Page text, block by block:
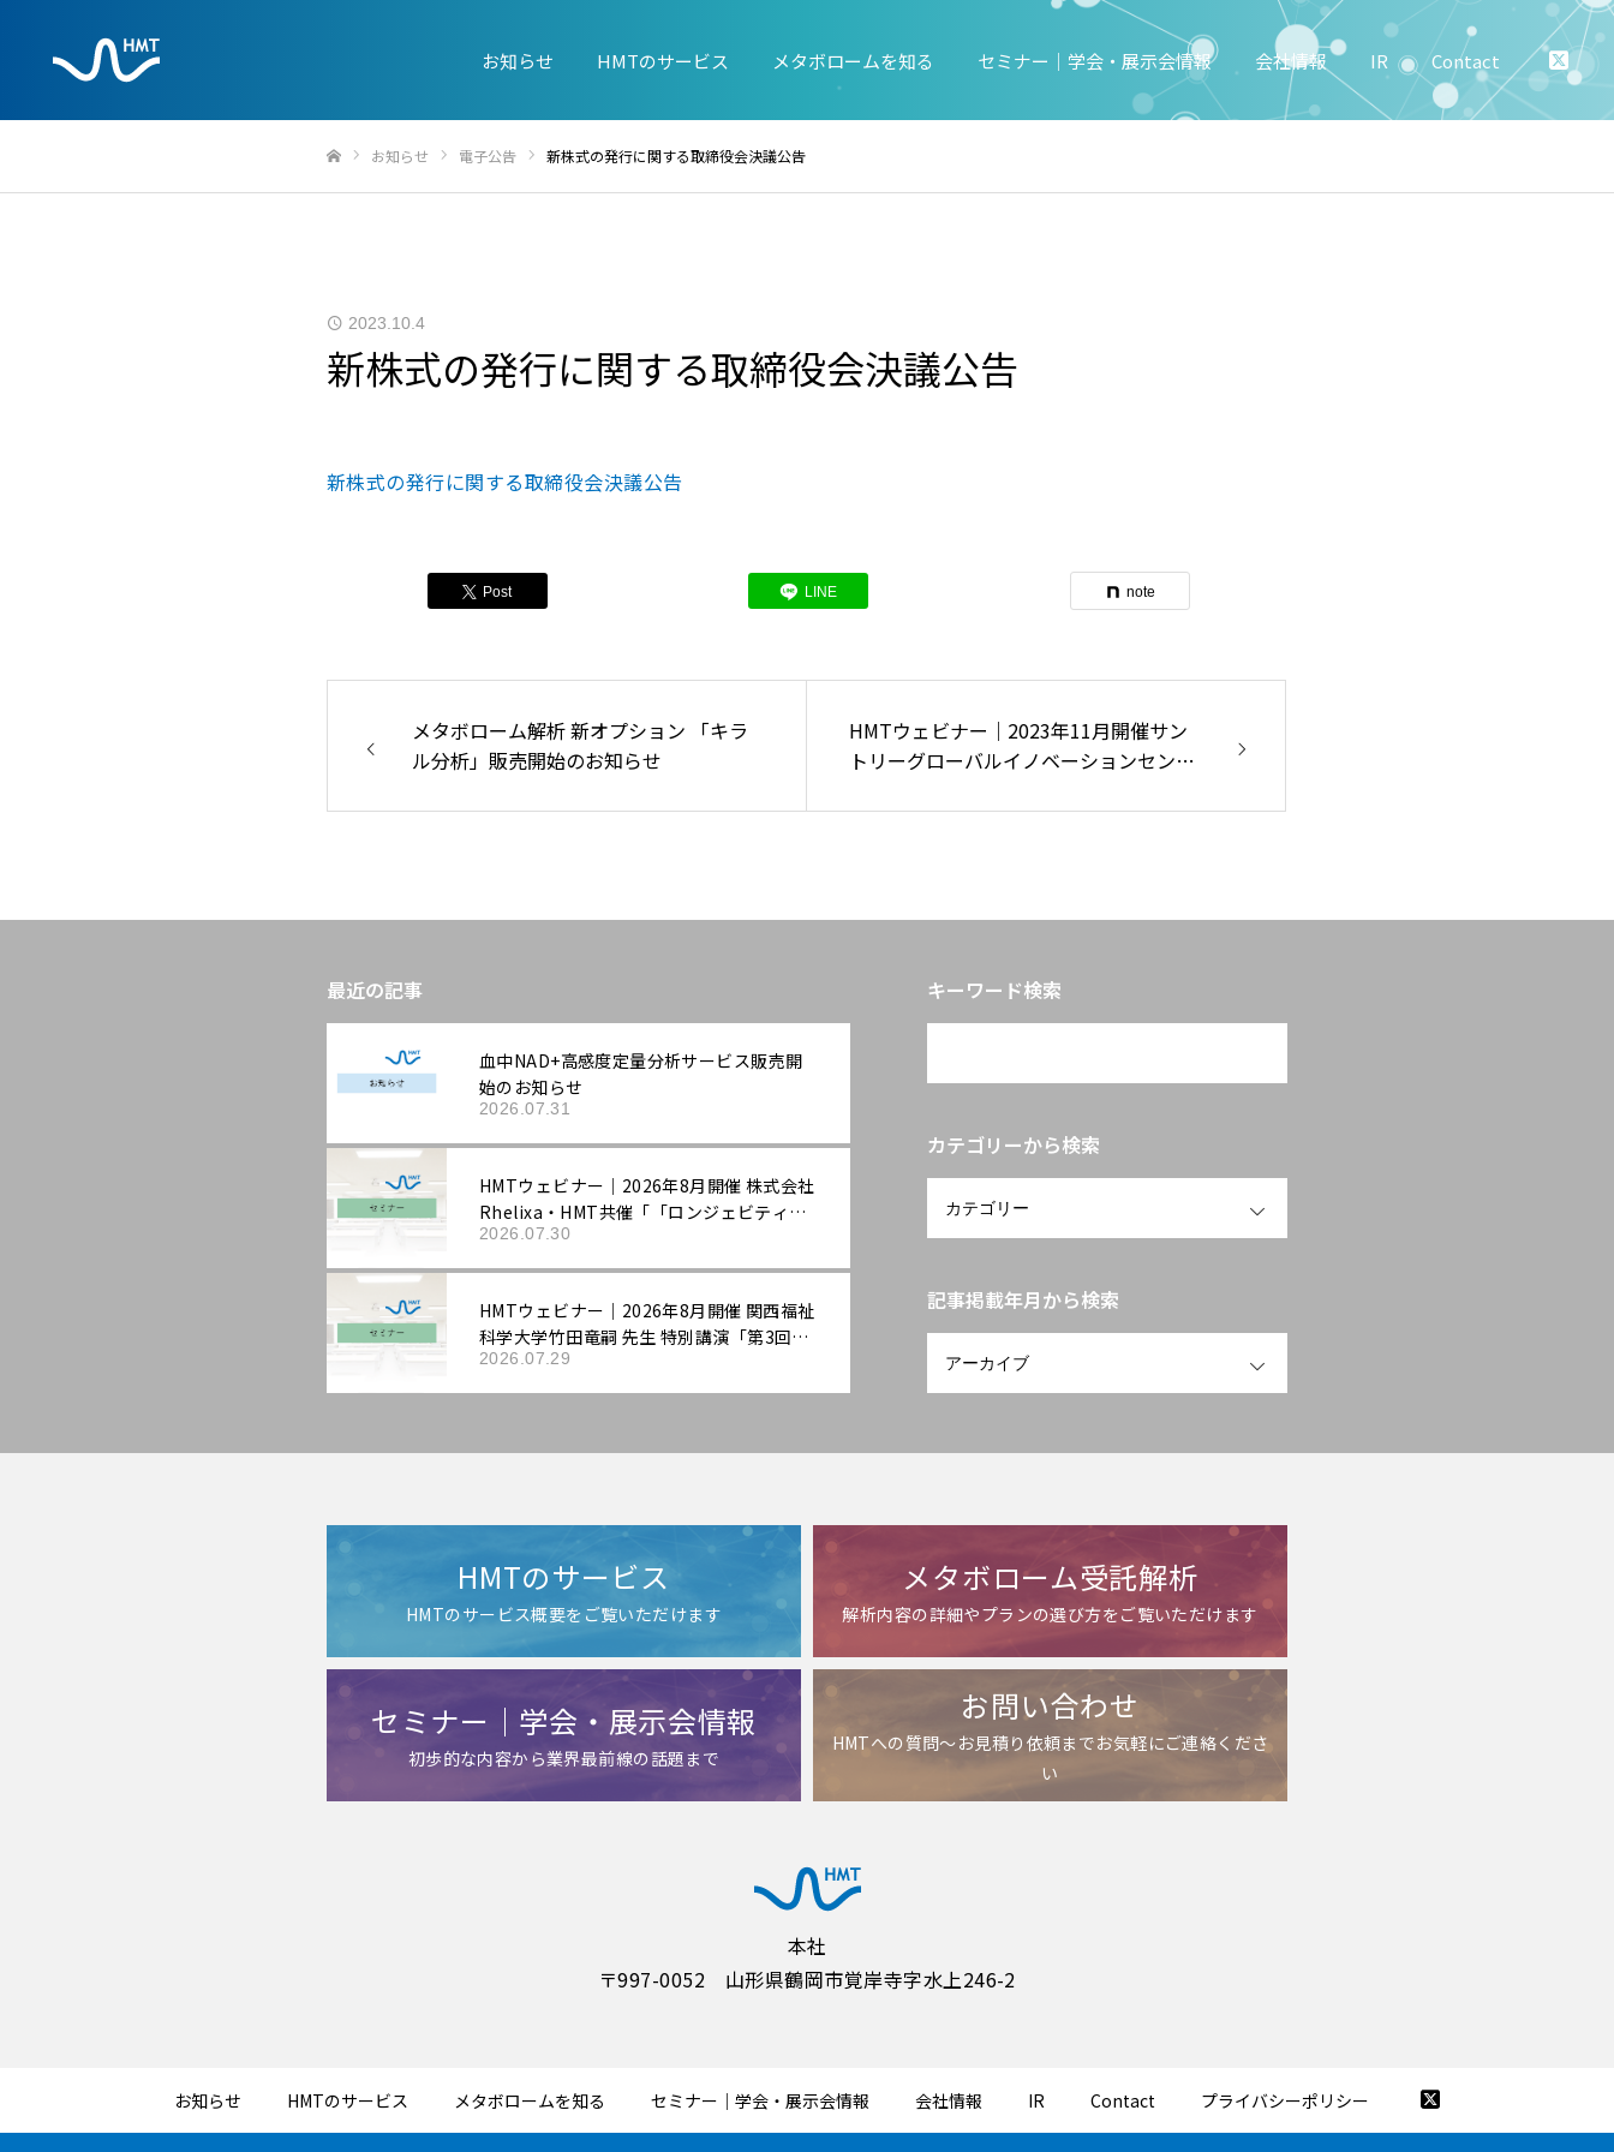
お知らせ HMTのサービス メタボロームを知る セミナー｜学会・展示会情報 会社情報 IR Contact
お知らせ 電子公告 新株式の発行に関する取締役会決議公告
2023.10.4
新株式の発行に関する取締役会決議公告
新株式の発行に関する取締役会決議公告
Post LINE note
メタボローム解析 新オプション 「キラ
ル分析」販売開始のお知らせ
HMTウェビナー｜2023年11月開催サン
トリーグローバルイノベーションセンタ
「エルゴチオネインの睡眠の質への有効
最近の記事
血中NAD+高感度定量分析サービス販売開
始のお知らせ
2026.07.31
HMTウェビナー｜2026年8月開催 株式会社
Rhelixa・HMT共催「「ロンジェビティ」
を科学する：最先端の抗老化評価戦略」
2026.07.30
HMTウェビナー｜2026年8月開催 関西福祉
科学大学竹田竜嗣 先生 特別講演「第3回機
能性表示ラボ：ロンジェビティ市場の最新
動向と「機能性表示食品」の評価戦略――拡大
2026.07.29
キーワード検索
カテゴリーから検索
記事掲載年月から検索
HMTのサービス
HMTのサービス概要をご覧いただけます
メタボローム受託解析
解析内容の詳細やプランの選び方をご覧いただけます
セミナー｜学会・展示会情報
初歩的な内容から業界最前線の話題まで
お問い合わせ
HMTへの質問～お見積り依頼までお気軽にご連絡くださ
い
本社
〒997-0052 山形県鶴岡市覚岸寺字水上246-2
お知らせ HMTのサービス メタボロームを知る セミナー｜学会・展示会情報 会社情報 IR Contact プライバシーポリシー